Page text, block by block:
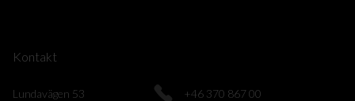
Kontakt
Lundavägen 53 +46 370 867 00